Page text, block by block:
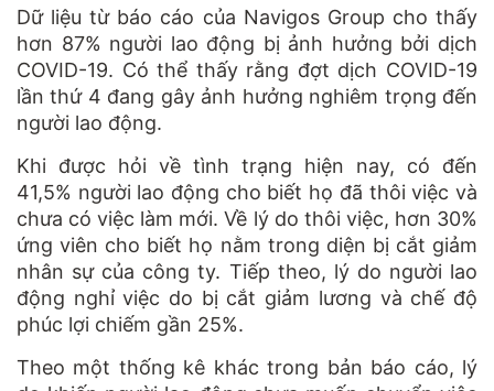
Dữ liệu từ báo cáo của Navigos Group cho thấy
hơn 87% người lao động bị ảnh hưởng bởi dịch
COVID-19. Có thể thấy rằng đợt dịch COVID-19
lần thứ 4 đang gây ảnh hưởng nghiêm trọng đến
người lao động.
Khi được hỏi về tình trạng hiện nay, có đến
41,5% người lao động cho biết họ đã thôi việc và
chưa có việc làm mới. Về lý do thôi việc, hơn 30%
ứng viên cho biết họ nằm trong diện bị cắt giảm
nhân sự của công ty. Tiếp theo, lý do người lao
động nghỉ việc do bị cắt giảm lương và chế độ
phúc lợi chiếm gần 25%.
Theo một thống kê khác trong bản báo cáo, lý